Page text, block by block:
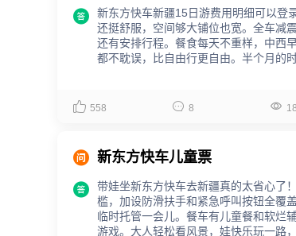

新东方快车新疆15日游费用明细可以登
还挺舒服，空间够大铺位也宽。全车减
还有安排行程。餐食每天不重样，中西
都不耽误，比自由行更自由。半个月的
 558  8 
 新东方快车儿童票

带娃坐新东方快车去新疆真的太省心了
槛，加设防滑扶手和紧急呼叫按钮全覆
临时托管一会儿。餐车有儿童餐和软烂
游戏。大人轻松看风景，娃快乐玩一路